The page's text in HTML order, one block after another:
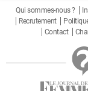
Qui sommes-nous ?
Recrutement
Contact